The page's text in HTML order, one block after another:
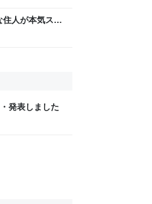
住人が本気スキ
東京・中央区
発表しました